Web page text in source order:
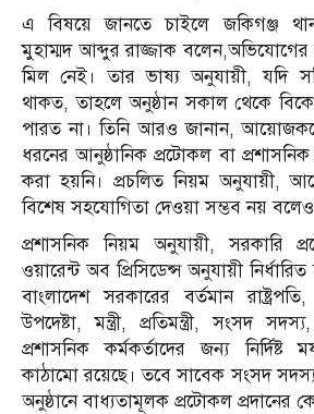
এ বিষয়ে জানতে চাইলে জকিগঞ্জ
মুহাম্মদ আব্দুর রাজ্জাক বলেন,অভিযোগের
মিল নেই। তার ভাষ্য অনুযায়ী, যদি
থাকত, তাহলে অনুষ্ঠান সকাল থেকে বিকেল
পারত না। তিনি আরও জানান,
ধরনের আনুষ্ঠানিক প্রটোকল বা
করা হয়নি। প্রচলিত নিয়ম অনুযায়ী,
বিশেষ সহযোগিতা দেওয়া সম্ভব নয় বলেও
প্রশাসনিক নিয়ম অনুযায়ী, সরকারি
ওয়ারেন্ট অব প্রিসিডেন্স অনুযায়ী
বাংলাদেশ সরকারের বর্তমান রাষ্ট্রপতি,
উপদেষ্টা, মন্ত্রী, প্রতিমন্ত্রী, সংসদ
প্রশাসনিক কর্মকর্তাদের জন্য নির্দিষ্ট
কাঠামো রয়েছে। তবে সাবেক সংসদ
অনুষ্ঠানে বাধ্যতামূলক প্রটোকল প্রদানের